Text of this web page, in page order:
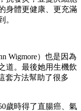
身體更健康、更充滿
。
Wigmore）也是因為
道。最後她用生機飲
套方法幫助了很多
歲時得了直腸癌、氣